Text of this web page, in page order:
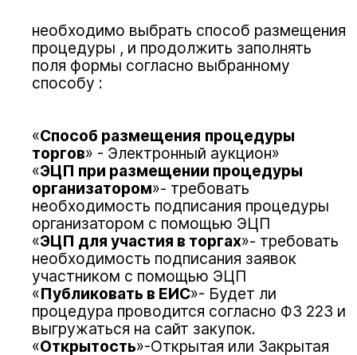
необходимо выбрать способ размещения
процедуры , и продолжить заполнять
поля формы согласно выбранному
способу :
«Способ размещения процедуры
торгов» - Электронный аукцион»
«ЭЦП при размещении процедуры
организатором»- требовать
необходимость подписания процедуры
организатором с помощью ЭЦП
«ЭЦП для участия в торгах»- требовать
необходимость подписания заявок
участником с помощью ЭЦП
«Публиковать в ЕИС»- Будет ли
процедура проводится согласно ФЗ 223 и
выгружаться на сайт закупок.
«Открытость»-Открытая или Закрытая